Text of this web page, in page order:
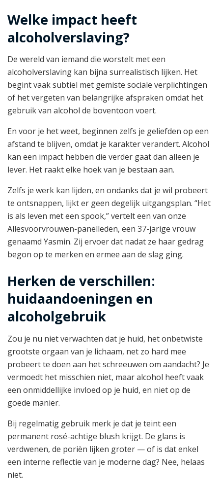
Welke impact heeft
alcoholverslaving?
De wereld van iemand die worstelt met een
alcoholverslaving kan bijna surrealistisch lijken. Het
begint vaak subtiel met gemiste sociale verplichtingen
of het vergeten van belangrijke afspraken omdat het
gebruik van alcohol de boventoon voert.
En voor je het weet, beginnen zelfs je geliefden op een
afstand te blijven, omdat je karakter verandert. Alcohol
kan een impact hebben die verder gaat dan alleen je
lever. Het raakt elke hoek van je bestaan aan.
Zelfs je werk kan lijden, en ondanks dat je wil probeert
te ontsnappen, lijkt er geen degelijk uitgangsplan. “Het
is als leven met een spook,” vertelt een van onze
Allesvoorvrouwen-panelleden, een 37-jarige vrouw
genaamd Yasmin. Zij ervoer dat nadat ze haar gedrag
begon op te merken en ermee aan de slag ging.
Herken de verschillen:
huidaandoeningen en
alcoholgebruik
Zou je nu niet verwachten dat je huid, het onbetwiste
grootste orgaan van je lichaam, net zo hard mee
probeert te doen aan het schreeuwen om aandacht? Je
vermoedt het misschien niet, maar alcohol heeft vaak
een onmiddellijke invloed op je huid, en niet op de
goede manier.
Bij regelmatig gebruik merk je dat je teint een
permanent rosé-achtige blush krijgt. De glans is
verdwenen, de poriën lijken groter — of is dat enkel
een interne reflectie van je moderne dag? Nee, helaas
niet.